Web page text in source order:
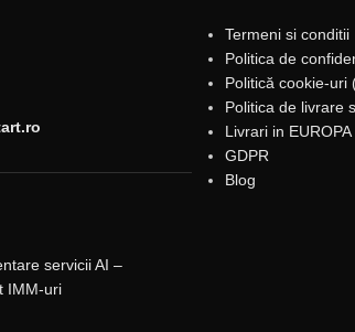
servicii AI –
IMM-uri
Termeni si conditii
Politica de
Politică cookie-uri
Politica de livrare
Livrari in EUROPA
GDPR
Blog